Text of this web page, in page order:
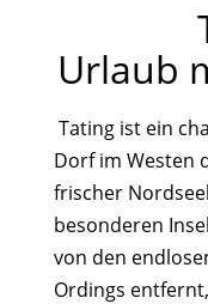
Urlaub
Tating ist ein
Dorf im Westen
frischer
besonderen
von den
Ordings